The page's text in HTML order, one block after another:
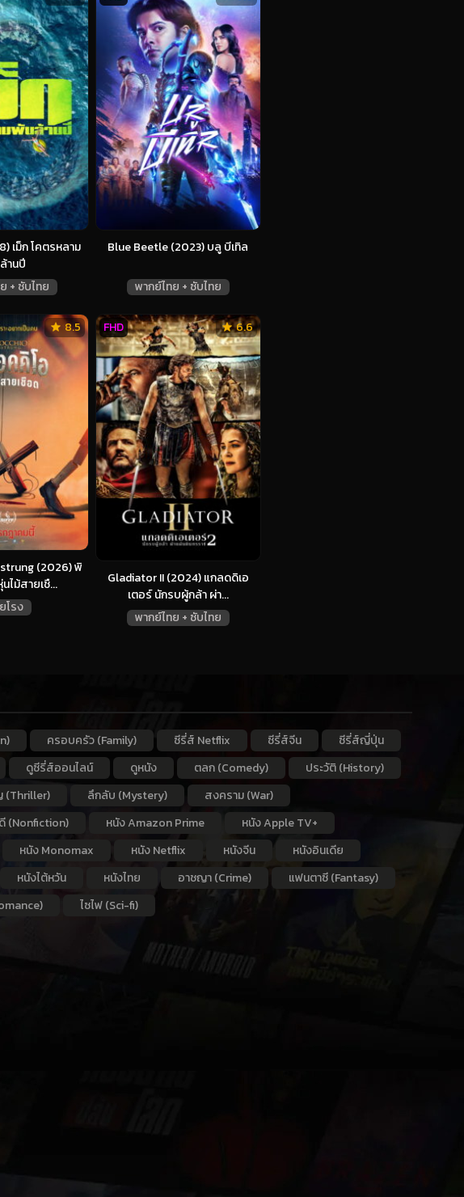
เม็ก โคตรหลาม
านปี
+ ซับไทย
Blue Beetle (2023) บลู บีเทิล
พากย์ไทย + ซับไทย
(2026) พิ
ไม้สายเชื...
โรง
8.5
Gladiator II (2024) แกลดดิเอ
เตอร์ นักรบผู้กล้า ผ่า...
พากย์ไทย + ซับไทย
6.6
FHD
ครอบครัว (Family) ซีรี่ส์ Netflix ซีรี่ส์จีน
ซีรี่ส์ญี่ปุ่น
ดูซีรี่ส์ออนไลน์ ดูหนัง ตลก (Comedy)
ประวัติ (History)
(Thriller) ลึกลับ (Mystery)
สงคราม (War)
(Nonfiction) หนัง Amazon Prime
หนัง Apple TV+
หนัง Monomax หนัง Netflix หนังจีน
หนังอินเดีย
หนังไต้หวัน หนังไทย อาชญา (Crime)
แฟนตาซี (Fantasy)
ไซไฟ (Sci-fi)